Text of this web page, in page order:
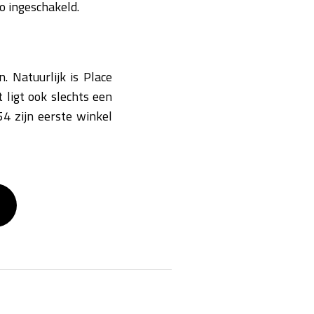
ingeschakeld.
Natuurlijk is Place
ligt ook slechts een
zijn eerste winkel